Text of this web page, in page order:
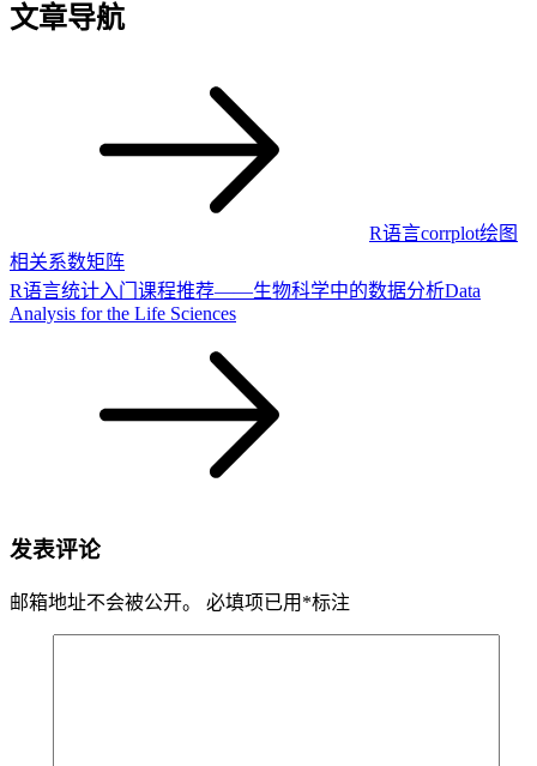
文章导航
R语言corrplot绘图
相关系数矩阵
R语言统计入门课程推荐——生物科学中的数据分析Data
Analysis for the Life Sciences
发表评论
邮箱地址不会被公开。 必填项已用 *标注